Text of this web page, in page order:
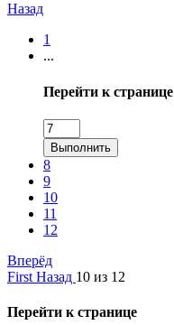
Назад
1
...
Перейти к странице
Выполнить
8
9
10
11
12
Вперёд
First Назад 10 из 12
Перейти к странице